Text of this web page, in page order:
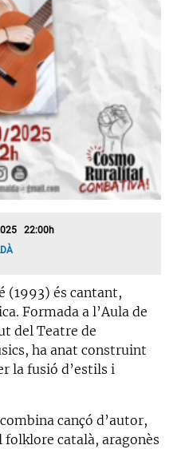
22:00h
(1993) és cantant,
Formada a l’Aula de
del Teatre de
ha anat construint
la fusió d’estils i
cançó d’autor,
català, aragonès